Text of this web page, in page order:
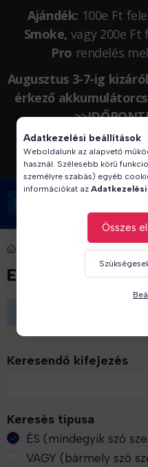
Ajándék: 100e Ft
Smoke, vagy 200e Ft
Pro rendelés
Augusztus 3-7-ig
érkező
>>
Az augusztus 8-i
ZÁRVA tart.
MÁRKÁINK
EBIENNE
Keresendő kifejezés
Keresés típusa
ÉS (mindegyik szó
VAGY (bármely szó
Adatkezelési beállítások
Weboldalunk az alapvető
használ. Szélesebb körű
személyre szabás) egyéb
információkat az
Összes